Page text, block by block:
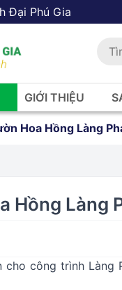
Đại Phú Gia
GIỚI THIỆU
Hoa Hồng Làng
Hồng Làng
công trình Làng